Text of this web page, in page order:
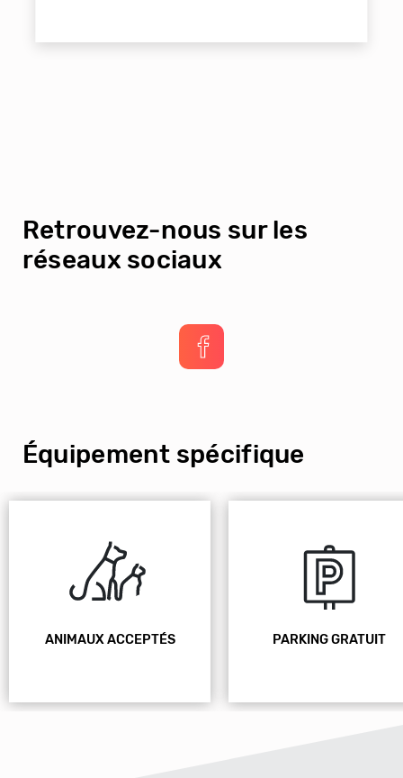
Équipement spécifique
ANIMAUX ACCEPTÉS PARKING GRATUIT
Retrouvez-nous sur les
réseaux sociaux